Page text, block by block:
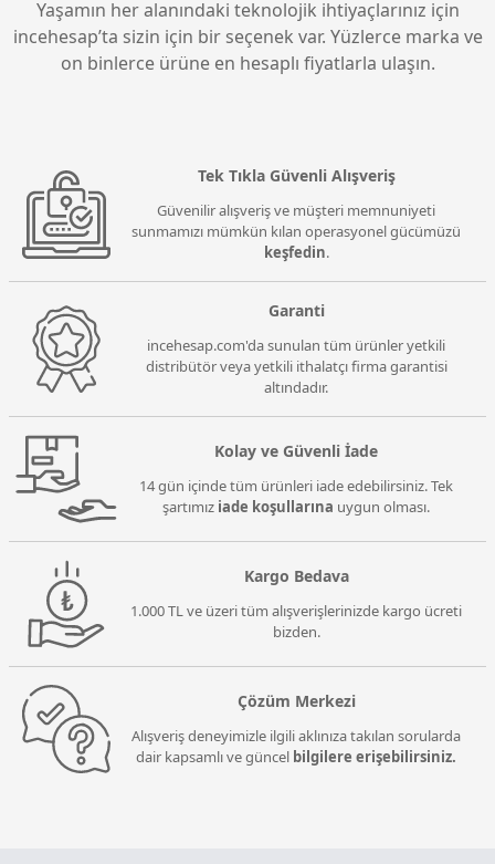
Yaşamın her alanındaki teknolojik ihtiyaçlarınız için
incehesap’ta sizin için bir seçenek var. Yüzlerce marka ve
on binlerce ürüne en hesaplı fiyatlarla ulaşın.
Tek Tıkla Güvenli Alışveriş
Güvenilir alışveriş ve müşteri memnuniyeti
sunmamızı mümkün kılan operasyonel gücümüzü
keşfedin.
Garanti
incehesap.com'da sunulan tüm ürünler yetkili
distribütör veya yetkili ithalatçı firma garantisi
altındadır.
Kolay ve Güvenli İade
14 gün içinde tüm ürünleri iade edebilirsiniz. Tek
şartımız iade koşullarına uygun olması.
Kargo Bedava
1.000 TL ve üzeri tüm alışverişlerinizde kargo ücreti
bizden.
Çözüm Merkezi
Alışveriş deneyimizle ilgili aklınıza takılan sorularda
dair kapsamlı ve güncel bilgilere erişebilirsiniz.